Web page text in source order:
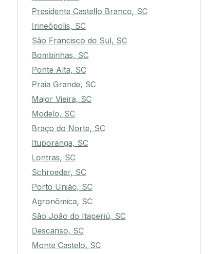
Presidente Castello Branco, SC
Irineópolis, SC
São Francisco do Sul, SC
Bombinhas, SC
Ponte Alta, SC
Praia Grande, SC
Major Vieira, SC
Modelo, SC
Braço do Norte, SC
Ituporanga, SC
Lontras, SC
Schroeder, SC
Porto União, SC
Agronômica, SC
São João do Itaperiú, SC
Descanso, SC
Monte Castelo, SC